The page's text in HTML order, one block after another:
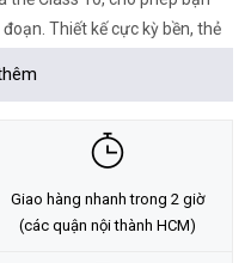
Thiết kế cực kỳ bền, thẻ
UHS-IClass 10 Tốc độ
chóng chuyển hình ảnh
bạn đến máy tính bảng hoặc
Giao hàng nhanh trong 2 giờ
(các quận nội thành HCM)